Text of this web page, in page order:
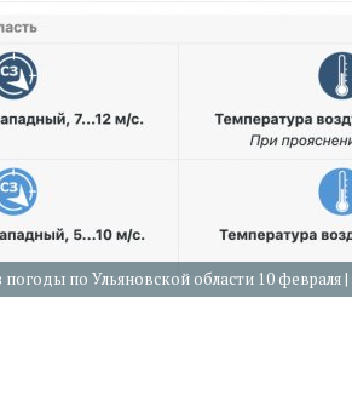
погоды по Ульяновской области 10 февраля |